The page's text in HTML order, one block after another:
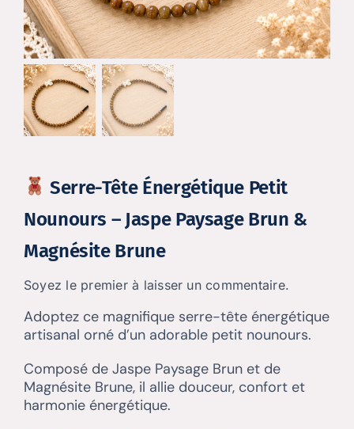
Serre-Tête Énergétique Petit
Nounours – Jaspe Paysage Brun &
Magnésite Brune
Soyez le premier à laisser un commentaire.
Adoptez ce magnifique serre-tête énergétique
artisanal orné d’un adorable petit nounours.
Composé de Jaspe Paysage Brun et de
Magnésite Brune, il allie douceur, confort et
harmonie énergétique.